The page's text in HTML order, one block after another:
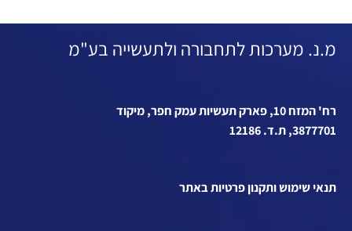
מ.נ. מערכות לתחבורה ולתעשייה בע"מ
רח' המזח 10, פארק תעשיות עמק חפר, מיקוד
3877701, ת.ד. 12186
תנאי שימוש ותקנון פרטיות באתר